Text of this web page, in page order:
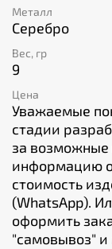
Металл
Серебро
Вес, гр
9
Цена
Уважаемые
стадии
за возможные
информацию о
стоимость
(WhatsApp).
оформить
"cамовывоз"